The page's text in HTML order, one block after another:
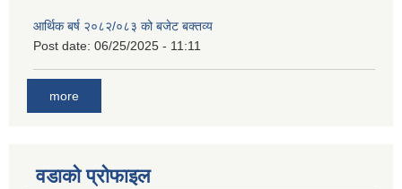
आर्थिक बर्ष २०८२/०८३ को बजेट बक्तव्य
Post date: 06/25/2025 - 11:11
more
वडाको प्रोफाइल